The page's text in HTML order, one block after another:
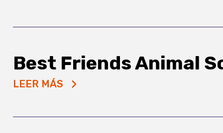
Best Friends Animal
LEER MÁS